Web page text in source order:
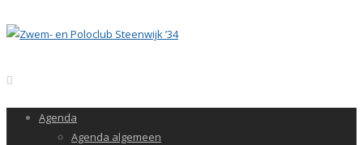
Agenda
Agenda algemeen